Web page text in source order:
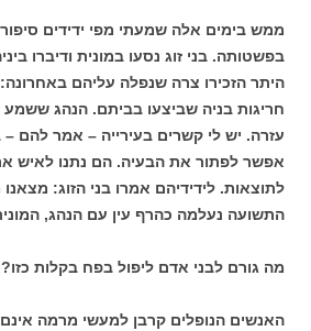
ממש בימים אלה שמעתי מפי ידידים
בפשטותה. בני זוג נסעו במונית ודיברו
היתר הזכירו צרה שנפלה עליהם
חריגות בניה שביצעו בביתם. הנהג
עזרה. יש לי קשרים בעירייה – אמר להם
אפשר לפתור את הבעיה. הם נתנו לאיש
לתוצאות. לידידיהם אמרו בני הזוג: מצאנו
התשועה נעלמה כהרף עין עם הנהג,
מה גורם לבני אדם ליפול בפח בקלות כזו?
האנשים הנופלים קרבן למעשי מרמה